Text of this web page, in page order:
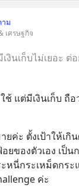
ม
เศรษฐกิจ
นเก็บไม่เยอะ ต่
แต่มีเงินเก็บ ถือ
ค่ะ ตั้งเป้าให้เกิ
ยของตัวเอง เป็น
หนี่กระเหม็ดกระ
ค่ะ